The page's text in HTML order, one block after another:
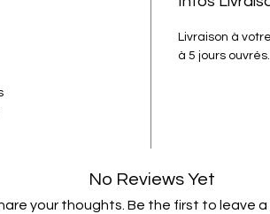
Livraison à
à 5 jours ouvrés.
No Reviews Yet
your thoughts. Be the first to leave a